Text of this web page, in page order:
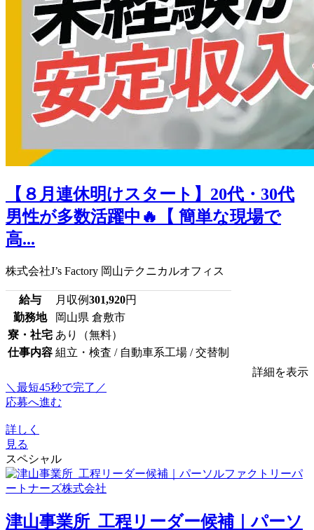
【８月連休明けスタート】20代・30代
男性が多数活躍中🔥【 簡単な現場で
高...
株式会社J’s Factory 岡山テクニカルオフィス
給与 月収例301,920円
勤務地
岡山県 倉敷市
寮・社宅 あり（無料）
仕事内容 組立・検査 / 自動車系工場 / 交替制
詳細を表示
＼最短45秒で完了／
応募へ進む
詳しく
見る
スペシャル
津山事業所_工程リーダー候補｜パーソ